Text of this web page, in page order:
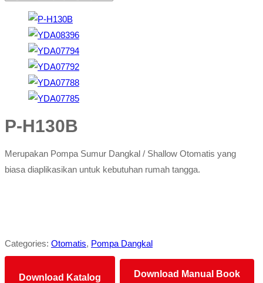
P-H130B
Merupakan Pompa Sumur Dangkal / Shallow Otomatis yang
biasa diaplikasikan untuk kebutuhan rumah tangga.
Categories: Otomatis, Pompa Dangkal
Download Katalog Download Manual Book